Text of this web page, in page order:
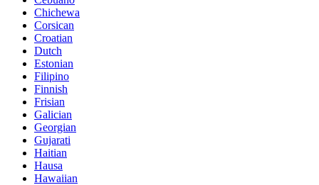
Chichewa
Corsican
Croatian
Dutch
Estonian
Filipino
Finnish
Frisian
Galician
Georgian
Gujarati
Haitian
Hausa
Hawaiian